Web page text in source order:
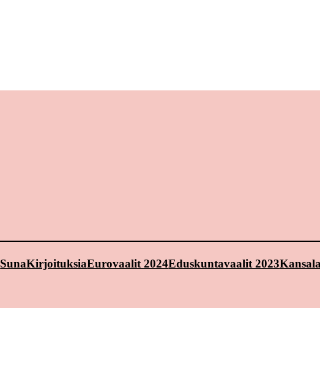
SunaKirjoituksiaEurovaalit 2024Eduskuntavaalit 2023